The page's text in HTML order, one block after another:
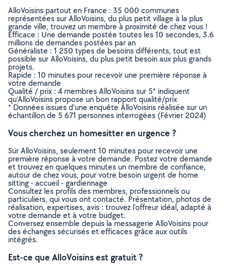
AlloVoisins partout en France : 35 000 communes
représentées sur AlloVoisins, du plus petit village à la plus
grande ville, trouvez un membre à proximité de chez vous !
Efficace : Une demande postée toutes les 10 secondes, 3.6
millions de demandes postées par an
Généraliste : 1 250 types de besoins différents, tout est
possible sur AlloVoisins, du plus petit besoin aux plus grands
projets.
Rapide : 10 minutes pour recevoir une première réponse à
votre demande
Qualité / prix : 4 membres AlloVoisins sur 5* indiquent
qu’AlloVoisins propose un bon rapport qualité/prix
* Données issues d’une enquête AlloVoisins réalisée sur un
échantillon de 5 671 personnes interrogées (Février 2024)
Vous cherchez un homesitter en urgence ?
Sur AlloVoisins, seulement 10 minutes pour recevoir une
première réponse à votre demande. Postez votre demande
et trouvez en quelques minutes un membre de confiance,
autour de chez vous, pour votre besoin urgent de home
sitting - accueil - gardiennage
Consultez les profils des membres, professionnels ou
particuliers, qui vous ont contacté. Présentation, photos de
réalisation, expertises, avis : trouvez l'offreur idéal, adapté à
votre demande et à votre budget.
Conversez ensemble depuis la messagerie AlloVoisins pour
des échanges sécurisés et efficaces grâce aux outils
intégrés.
Est-ce que AlloVoisins est gratuit ?